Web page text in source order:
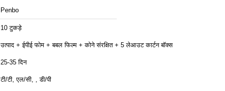
Penbo
10 टुकड़े
उत्पाद + ईपीई फोम + बबल फिल्म + कोने संरक्षित + 5 लेआउट कार्टन बॉक्स
25-35 दिन
टी/टी, एल/सी, , डी/पी